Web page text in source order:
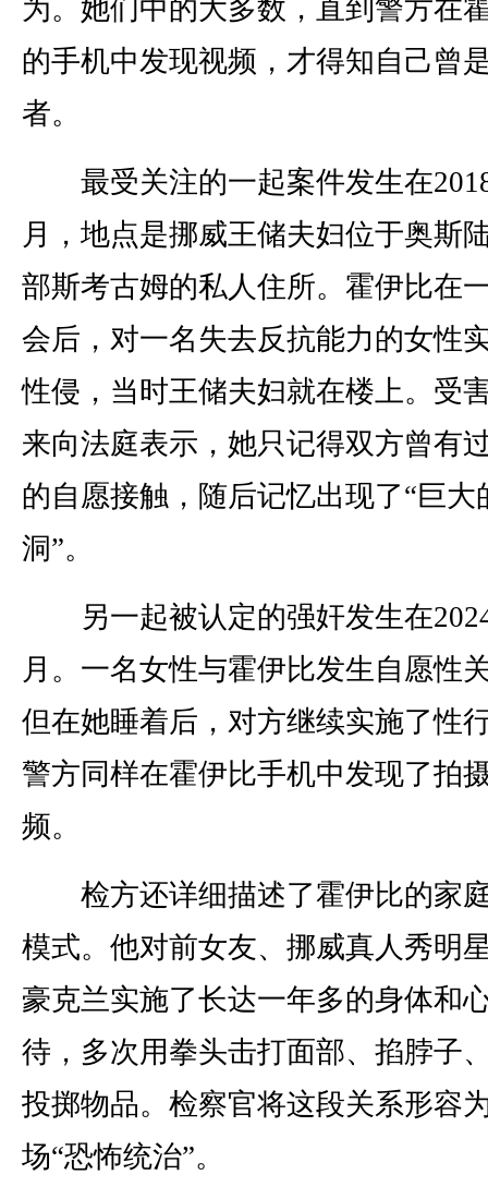
为。她们中的大多数，直到警方在
的手机中发现视频，才得知自己曾
者。
最受关注的一起案件发生在
月，地点是挪威王储夫妇位于奥斯
部斯考古姆的私人住所。霍伊比在
会后，对一名失去反抗能力的女性
性侵，当时王储夫妇就在楼上。受
来向法庭表示，她只记得双方曾有
的自愿接触，随后记忆出现了“巨大
洞”。
另一起被认定的强奸发生在
月。一名女性与霍伊比发生自愿性
但在她睡着后，对方继续实施了性
警方同样在霍伊比手机中发现了拍
频。
检方还详细描述了霍伊比的家
模式。他对前女友、挪威真人秀明
豪克兰实施了长达一年多的身体和
待，多次用拳头击打面部、掐脖子
投掷物品。检察官将这段关系形容
场“恐怖统治”。